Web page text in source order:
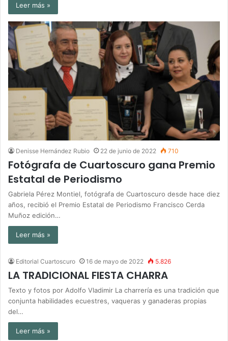
Leer más »
Denisse Hernández Rubio 22 de junio de 2022 710
Fotógrafa de Cuartoscuro gana Premio
Estatal de Periodismo
Gabriela Pérez Montiel, fotógrafa de Cuartoscuro desde hace diez
años, recibió el Premio Estatal de Periodismo Francisco Cerda
Muñoz edición…
Leer más »
Editorial Cuartoscuro 16 de mayo de 2022 5.826
LA TRADICIONAL FIESTA CHARRA
Texto y fotos por Adolfo Vladimir La charrería es una tradición que
conjunta habilidades ecuestres, vaqueras y ganaderas propias
del…
Leer más »